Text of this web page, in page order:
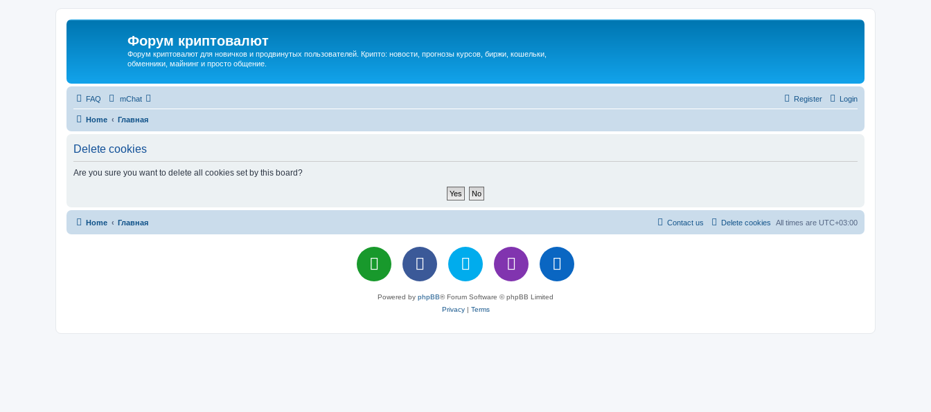
Форум криптовалют
Форум криптовалют для новичков и продвинутых пользователей. Крипто: новости, прогнозы курсов, биржи, кошельки,
обменники, майнинг и просто общение.
FAQ mChat Login
Register
Home Главная
Delete cookies
Are you sure you want to delete all cookies set by this board?
Home Главная All times are UTC+03:00
Delete cookies
Contact us
Powered by phpBB® Forum Software © phpBB Limited
Privacy| Terms